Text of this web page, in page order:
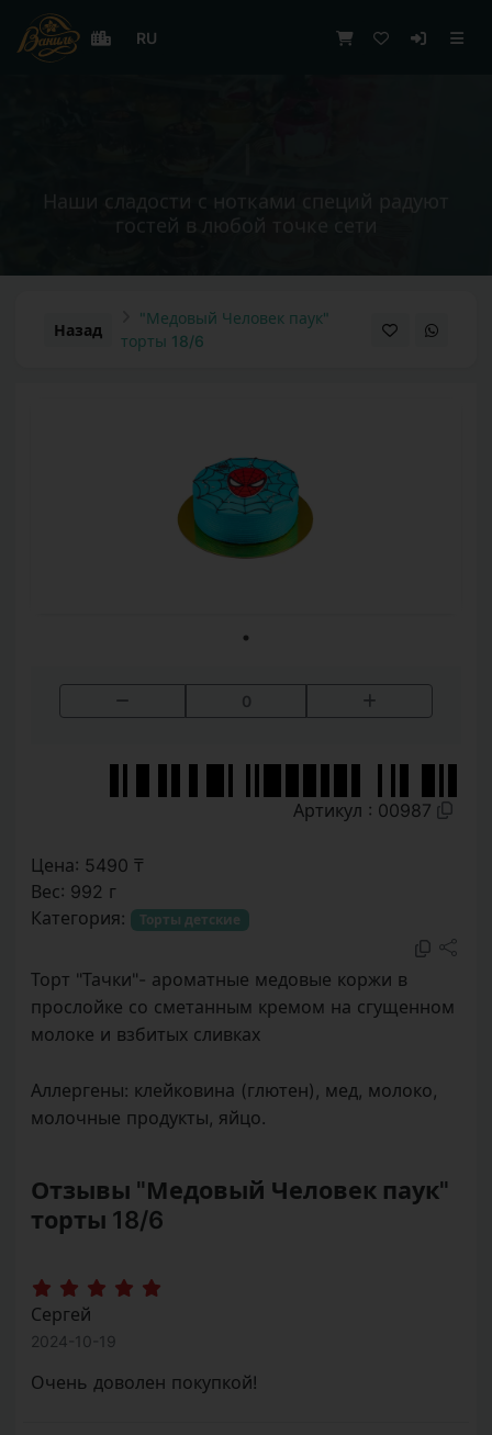
RU
Наши сладости с нотками специй радуют
гостей в любой точке сети
Назад
"Медовый Человек паук"
торты 18/6
0
Артикул : 00987
Цена: 5490 ₸
Вес: 992 г
Категория:
Торты детские
Торт "Тачки"- ароматные медовые коржи в
прослойке со сметанным кремом на сгущенном
молоке и взбитых сливках
Аллергены: клейковина (глютен), мед, молоко,
молочные продукты, яйцо.
Отзывы "Медовый Человек паук"
торты 18/6
Сергей
2024-10-19
Очень доволен покупкой!